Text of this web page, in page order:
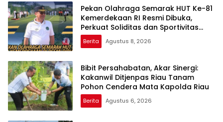
Pekan Olahraga Semarak HUT Ke-81
Kemerdekaan RI Resmi Dibuka,
Perkuat Soliditas dan Sportivitas
Pegawai
Berita Agustus 8, 2026
Bibit Persahabatan, Akar Sinergi:
Kakanwil Ditjenpas Riau Tanam
Pohon Cendera Mata Kapolda Riau
Berita Agustus 6, 2026